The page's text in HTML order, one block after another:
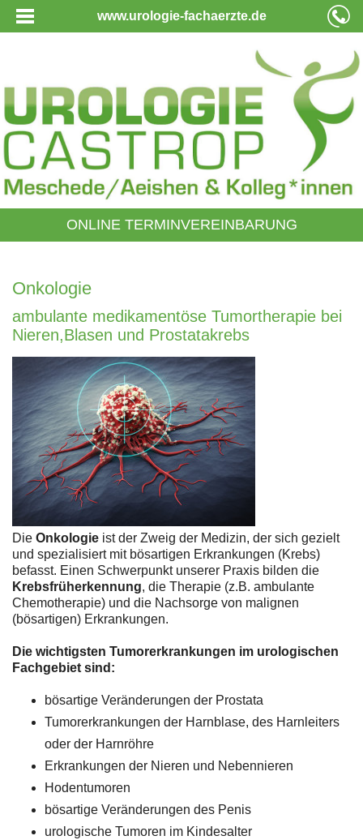
www.urologie-fachaerzte.de
ONLINE TERMINVEREINBARUNG
Onkologie
ambulante medikamentöse Tumortherapie bei
Nieren,Blasen und Prostatakrebs
Die Onkologie ist der Zweig der Medizin, der sich gezielt
und spezialisiert mit bösartigen Erkrankungen (Krebs)
befasst. Einen Schwerpunkt unserer Praxis bilden die
Krebsfrüherkennung, die Therapie (z.B. ambulante
Chemotherapie) und die Nachsorge von malignen
(bösartigen) Erkrankungen.
Die wichtigsten Tumorerkrankungen im urologischen
Fachgebiet sind:
bösartige Veränderungen der Prostata
Tumorerkrankungen der Harnblase, des Harnleiters
oder der Harnröhre
Erkrankungen der Nieren und Nebennieren
Hodentumoren
bösartige Veränderungen des Penis
urologische Tumoren im Kindesalter